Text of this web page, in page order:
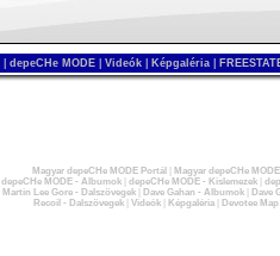
depeCHe MODE Videók Képgaléria
Magyar depeCHe MODE Portál
Magyar depeCHe
depeCHe MODE - Albumok| depeCHe MODE - Kislemezek|
Martin Lee Gore - Dalszövegek| Dave Gahan - Albumok|
Dave
Recoil - Dalszövegek| Videók| Képgaléria| Devotee Map